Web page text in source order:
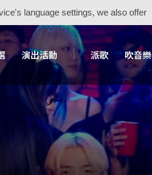
language settings, we also offer
演出活動 派歌 吹音樂